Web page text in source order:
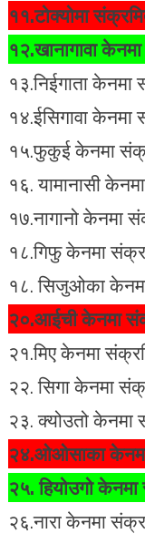
११.टोक्योमा
१२.खानागावा
१३.निईगाता
१४.ईसिगावा
१५.फुकुई केनमा
१६. यामानासी
१७.नागानो केनमा
१८.गिफु केनमा
१८. सिजुओका
२०.आईची केनमा
२१.मिए केनमा
२२. सिगा केनमा
२३. क्योउतो
२४.ओओसाका
२५. हियोउगो
२६.नारा केनमा